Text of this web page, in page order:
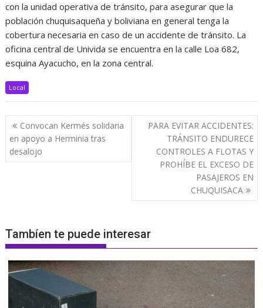
con la unidad operativa de tránsito, para asegurar que la
población chuquisaqueña y boliviana en general tenga la
cobertura necesaria en caso de un accidente de tránsito. La
oficina central de Univida se encuentra en la calle Loa 682,
esquina Ayacucho, en la zona central.
Local
Navegación
de
entradas
Convocan Kermés solidaria
en apoyo a Herminia tras
desalojo
PARA EVITAR ACCIDENTES:
TRÁNSITO ENDURECE
CONTROLES A FLOTAS Y
PROHÍBE EL EXCESO DE
PASAJEROS EN
CHUQUISACA
Tambíen te puede interesar